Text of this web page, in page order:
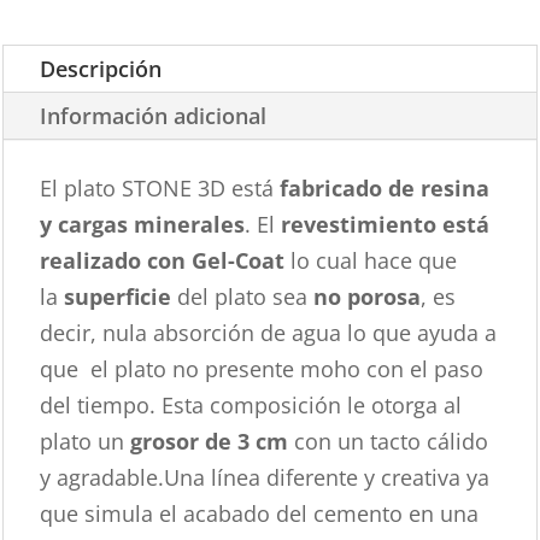
Descripción
Información adicional
El plato STONE 3D estáfabricado de resina
y cargas minerales. El revestimiento está
realizado con Gel-Coat lo cual hace que
lasuperficie del plato sea no porosa, es
decir, nula absorción de agua lo que ayuda a
que el plato no presente moho con el paso
del tiempo. Esta composición le otorga al
plato un grosor de 3 cm con un tacto cálido
y agradable.Una línea diferente y creativa ya
que simula el acabado del cemento en una